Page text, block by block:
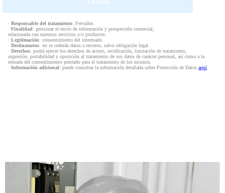
· Responsable del tratamiento: Fervalles
· Finalidad: gestionar el envío de información y prospección comercial,
relacionada con nuestros servicios y/o productos.
· Legitimación: consentimiento del interesado.
· Destinatarios: no se cederán datos a terceros, salvo obligación legal.
· Derechos: podrá ejercer los derechos de acceso, rectificación, limitación de tratamiento,
supresión, portabilidad y oposición al tratamiento de sus datos de carácter personal, así como a la
retirada del consentimiento prestado para el tratamiento de los mismos.
· Información adicional: puede consultar la información detallada sobre Protección de Datos aquí.